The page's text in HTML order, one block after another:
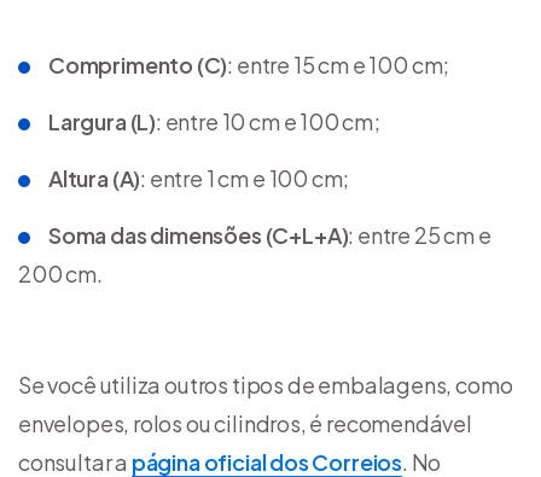
Comprimento (C): entre 15 cm e 100 cm;
Largura (L): entre 10 cm e 100 cm;
Altura (A): entre 1 cm e 100 cm;
Soma das dimensões (C+L+A): entre 25 cm e
200 cm.
Se você utiliza outros tipos de embalagens, como
envelopes, rolos ou cilindros, é recomendável
consultar a página oficial dos Correios. No